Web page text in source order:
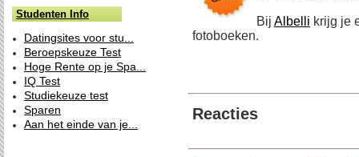
Studenten Info
Datingsites voor stu...
Beroepskeuze Test
Hoge Rente op je Spa...
IQ Test
Studiekeuze test
Sparen
Aan het einde van je...
Bij Albelli krijg je
fotoboeken.
Reacties